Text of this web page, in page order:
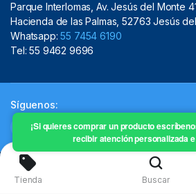
Parque Interlomas, Av. Jesús del Monte
Hacienda de las Palmas, 52763 Jesús
Whatsapp:55 7454 6190
Tel: 55 9462 9696
Síguenos:
Copyright 2024 © Mistral Sporting Goods
¡Si quieres comprar un producto
recibir atención personalizada
Tienda Buscar